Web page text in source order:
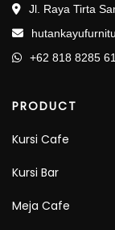
Jl. Raya Tirta
+62 818 8285
PRODUCT
Kursi Cafe
Kursi Bar
Meja Cafe